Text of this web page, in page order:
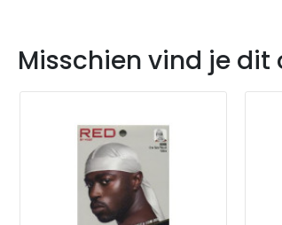
Misschien vind je dit